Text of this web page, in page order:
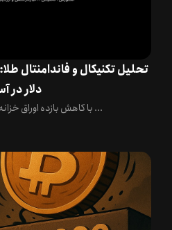
دلار
با کاهش بازده اوراق خزانه‌داری آمریکا و تضعیف دلار، قیمت ...